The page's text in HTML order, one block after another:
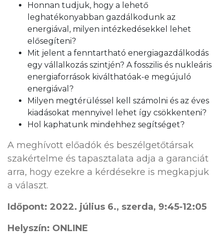
Honnan tudjuk, hogy a lehető
leghatékonyabban gazdálkodunk az
energiával, milyen intézkedésekkel lehet
elősegíteni?
Mit jelent a fenntartható energiagazdálkodás
egy vállalkozás szintjén? A fosszilis és nukleáris
energiaforrások kiválthatóak-e megújuló
energiával?
Milyen megtérüléssel kell számolni és az éves
kiadásokat mennyivel lehet így csökkenteni?
Hol kaphatunk mindehhez segítséget?
A meghívott előadók és beszélgetőtársak
szakértelme és tapasztalata adja a garanciát
arra, hogy ezekre a kérdésekre is megkapjuk
a választ.
Időpont: 2022. július 6., szerda, 9:45-12:05
Helyszín: ONLINE